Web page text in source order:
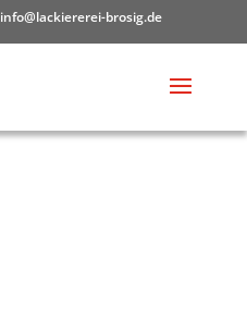
info@lackiererei-brosig.de